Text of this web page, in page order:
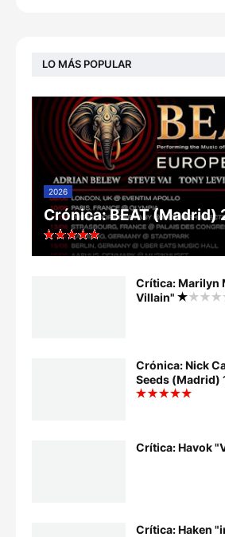
LO MÁS POPULAR
2026
Crónica: BEAT (Madrid)
Crítica: Marilyn
Villain"
Crónica: Nick
Seeds (Madrid)
Crítica: Havok
Crítica: Haken